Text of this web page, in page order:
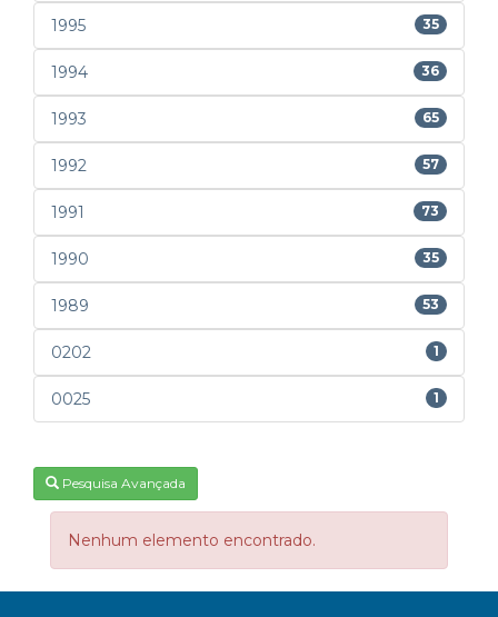
1995 35
1994 36
1993 65
1992 57
1991 73
1990 35
1989 53
0202 1
0025 1
Pesquisa Avançada
Nenhum elemento encontrado.